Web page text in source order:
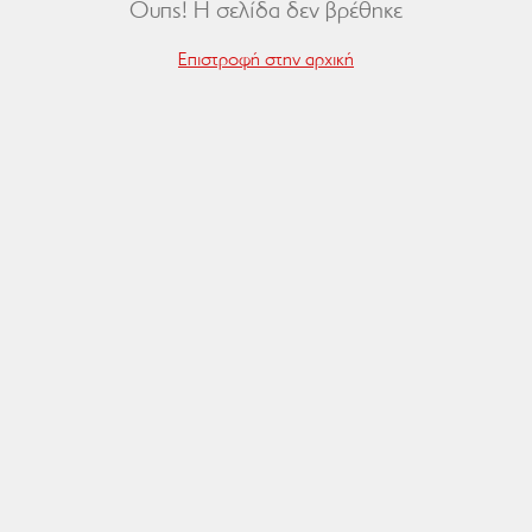
Ουπς! Η σελίδα δεν βρέθηκε
Επιστροφή στην αρχική